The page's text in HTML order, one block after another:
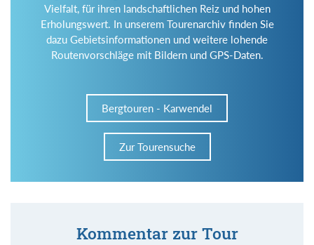
Vielfalt, für ihren landschaftlichen Reiz und hohen
Erholungswert. In unserem Tourenarchiv finden Sie
dazu Gebietsinformationen und weitere lohende
Routenvorschläge mit Bildern und GPS-Daten.
Bergtouren - Karwendel
Zur Tourensuche
Kommentar zur Tour